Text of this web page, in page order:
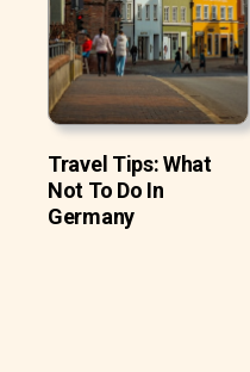
Travel Tips: What
Not To Do In
Germany